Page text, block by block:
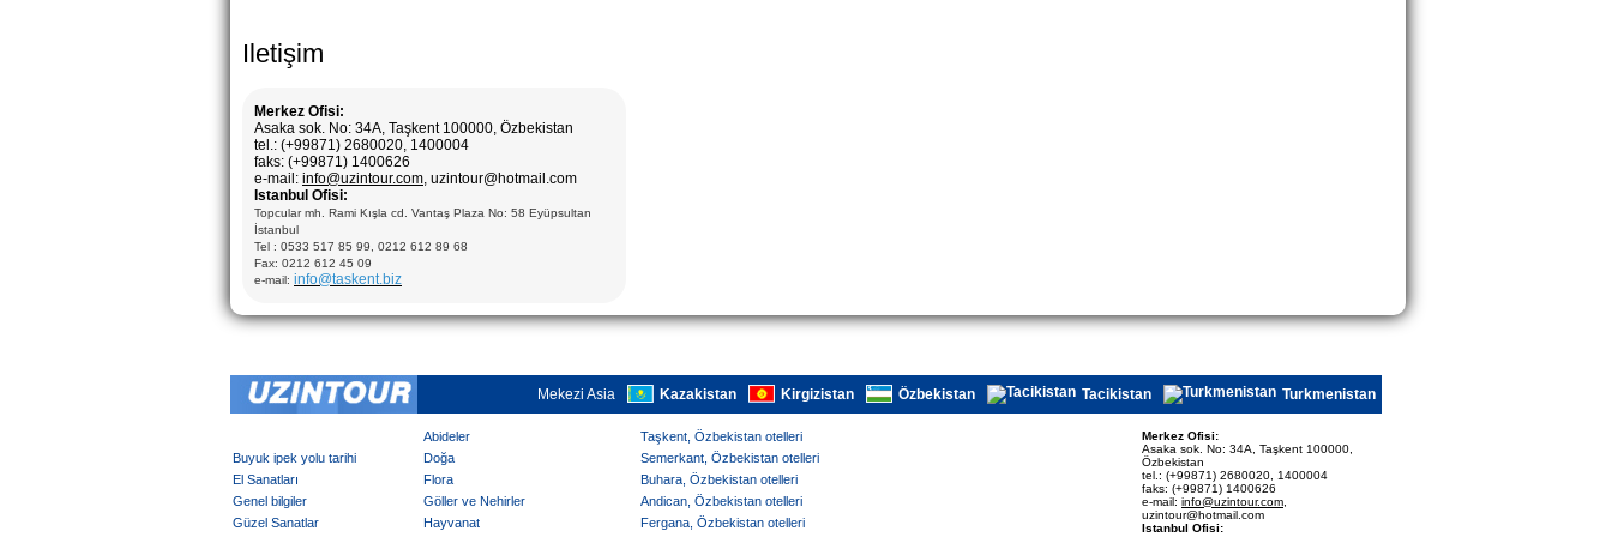
Iletişim
Merkez Ofisi:
Asaka sok. No: 34A, Taşkent 100000, Özbekistan
tel.: (+99871) 2680020, 1400004
faks: (+99871) 1400626
e-mail: info@uzintour.com, uzintour@hotmail.com
Istanbul Ofisi:
Topcular mh. Rami Kışla cd. Vantaş Plaza No: 58 Eyüpsultan
İstanbul
Tel : 0533 517 85 99, 0212 612 89 68
Fax: 0212 612 45 09
e-mail: info@taskent.biz
Mekezi Asia Kazakistan Kirgizistan Özbekistan Tacikistan Turkmenistan
Abideler
Buyuk ipek yolu tarihi
Doğa
El Sanatları
Flora
Genel bilgiler
Göller ve Nehirler
Güzel Sanatlar
Hayvanat
Taşkent, Özbekistan otelleri
Semerkant, Özbekistan otelleri
Buhara, Özbekistan otelleri
Andican, Özbekistan otelleri
Fergana, Özbekistan otelleri
Merkez Ofisi:
Asaka sok. No: 34A, Taşkent 100000,
Özbekistan
tel.: (+99871) 2680020, 1400004
faks: (+99871) 1400626
e-mail: info@uzintour.com
uzintour@hotmail.com
Istanbul Ofisi: